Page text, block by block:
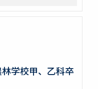
学校甲、乙科卒